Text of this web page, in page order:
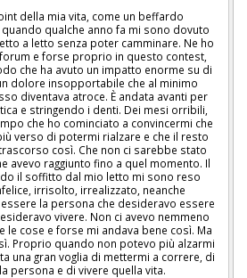
della mia vita, come un beffardo
qualche anno fa mi sono dovuto
a letto senza poter camminare. Ne ho
e forse proprio in questo contest,
che ha avuto un impatto enorme su di
dolore insopportabile che al minimo
diventava atroce. È andata avanti per
e stringendo i denti. Dei mesi orribili,
che ho cominciato a convincermi che
verso di potermi rialzare e che il resto
così. Che non ci sarebbe stato
avevo raggiunto fino a quel momento. Il
il soffitto dal mio letto mi sono reso
irrisolto, irrealizzato, neanche
la persona che desideravo essere
vivere. Non ci avevo nemmeno
le cose e forse mi andava bene così. Ma
Proprio quando non potevo più alzarmi
una gran voglia di mettermi a correre, di
persona e di vivere quella vita.